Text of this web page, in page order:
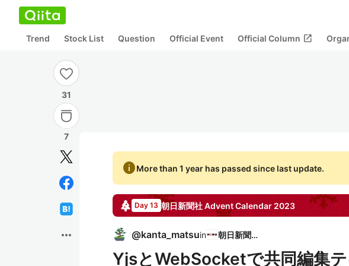
Trend Stock List Question Official Event Official Column open_in_new
31
7
more_horiz
infoMore than 1 year has passed since last update.
Day 13 朝日新聞社Advent Calendar 2023
@kanta_matsuin 朝日新聞社
YjsとWebSocketで共同編集